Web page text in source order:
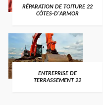
RÉPARATION DE TOITURE 22
CÔTES-D'ARMOR
ENTREPRISE DE
TERRASSEMENT 22